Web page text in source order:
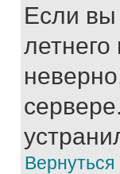
Если вы
Вернуться